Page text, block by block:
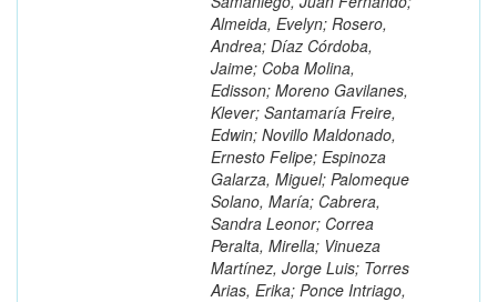
Almeida, Evelyn; Rosero,
Andrea; Díaz Córdoba,
Jaime; Coba Molina,
Edisson; Moreno Gavilanes,
Klever; Santamaría Freire,
Edwin; Novillo Maldonado,
Ernesto Felipe; Espinoza
Galarza, Miguel; Palomeque
Solano, María; Cabrera,
Sandra Leonor; Correa
Peralta, Mirella; Vinueza
Martínez, Jorge Luis; Torres
Arias, Erika; Ponce Intriago,